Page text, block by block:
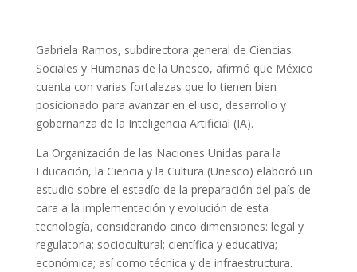
Gabriela Ramos, subdirectora general de Ciencias
Sociales y Humanas de la Unesco, afirmó que México
cuenta con varias fortalezas que lo tienen bien
posicionado para avanzar en el uso, desarrollo y
gobernanza de la Inteligencia Artificial (IA).
La Organización de las Naciones Unidas para la
Educación, la Ciencia y la Cultura (Unesco) elaboró un
estudio sobre el estadío de la preparación del país de
cara a la implementación y evolución de esta
tecnología, considerando cinco dimensiones: legal y
regulatoria; sociocultural; científica y educativa;
económica; así como técnica y de infraestructura.